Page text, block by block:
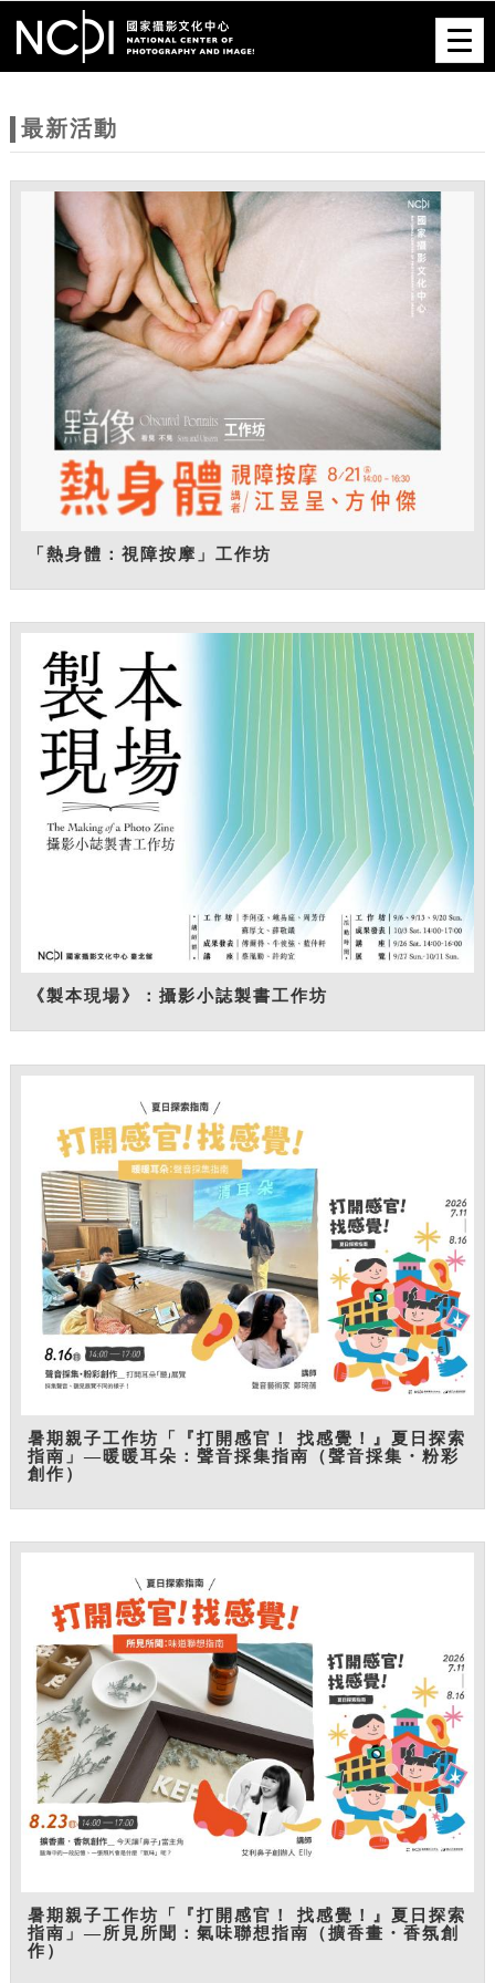
站
主
跳到主要內容
最新活動
「熱身體：視障按摩」工作坊
《製本現場》：攝影小誌製書工作坊
暑期親子工作坊「『打開感官！ 找感覺！』夏日探索
指南」—暖暖耳朵：聲音採集指南（聲音採集・粉彩
創作）
暑期親子工作坊「『打開感官！ 找感覺！』夏日探索
指南」—所見所聞：氣味聯想指南（擴香畫・香氛創
作）